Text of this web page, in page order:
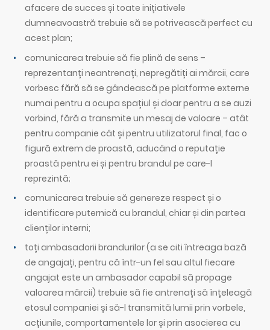
afacere de succes și toate inițiativele
dumneavoastră trebuie să se potrivească perfect cu
acest plan;
comunicarea trebuie să fie plină de sens –
reprezentanți neantrenați, nepregătiți ai mărcii, care
vorbesc fără să se gândească pe platforme externe
numai pentru a ocupa spațiul și doar pentru a se auzi
vorbind, fără a transmite un mesaj de valoare – atât
pentru companie cât și pentru utilizatorul final, fac o
figură extrem de proastă, aducând o reputație
proastă pentru ei și pentru brandul pe care-l
reprezintă;
comunicarea trebuie să genereze respect și o
identificare puternică cu brandul, chiar și din partea
clienților interni;
toți ambasadorii brandurilor (a se citi întreaga bază
de angajați, pentru că într-un fel sau altul fiecare
angajat este un ambasador capabil să propage
valoarea mărcii) trebuie să fie antrenați să înțeleagă
etosul companiei și să-l transmită lumii prin vorbele,
acțiunile, comportamentele lor și prin asocierea cu